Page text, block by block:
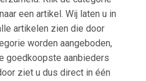
een artikel. Wij laten u in
artikelen zien die door
worden aangeboden,
goedkoopste aanbieders
ziet u dus direct in één